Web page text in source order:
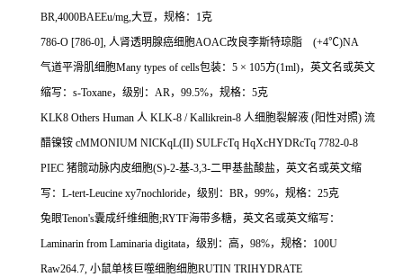
BR,4000BAEEu/mg,大豆，规格： 1克
786-O [786-0], 人肾透明腺癌细胞AOAC改良李斯特琼脂 (+4℃)NA
气道平滑肌细胞Many types of cells包装： 5 × 105方(1ml)，英文名或英文
缩写： s-Toxane，级别： AR， 99.5%，规格： 5克
KLK8 Others Human 人 KLK-8 / Kallikrein-8 人细胞裂解液 (阳性对照) 流
醋镍铵 cMMONIUM NICKqL(II) SULFcTq HqXcHYDRcTq 7782-0-8
PIEC 猪髋动脉内皮细胞(S)-2-基-3,3-二甲基盐酸盐，英文名或英文缩
写： L-tert-Leucine xy7nochloride，级别： BR， 99%，规格： 25克
兔眼Tenon's囊成纤维细胞;RYTF海带多糖，英文名或英文缩写：
Laminarin from Laminaria digitata，级别：高， 98%，规格： 100U
Raw264.7, 小鼠单核巨噬细胞细胞RUTIN TRIHYDRATE